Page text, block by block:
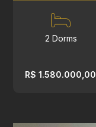
2 Dorms
R$ 1.580.000,00